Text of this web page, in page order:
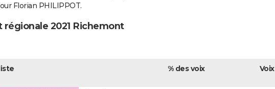
Florian PHILIPPOT.
régionale 2021 Richemont
% des voix Voix